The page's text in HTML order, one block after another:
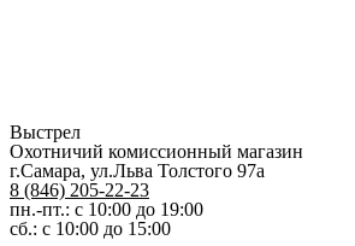
Выстрел
Охотничий комиссионный магазин
г.Самара, ул.Льва Толстого 97а
8 (846) 205-22-23
пн.-пт.: с 10:00 до 19:00
сб.: с 10:00 до 15:00